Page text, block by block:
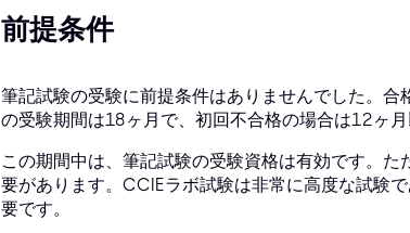
前提条件
筆記試験の受験に前提条件はありませんでした。
の受験期間は18ヶ月で、初回不合格の場合は12ヶ月
この期間中は、筆記試験の受験資格は有効です。
要があります。CCIEラボ試験は非常に高度な試験
要です。